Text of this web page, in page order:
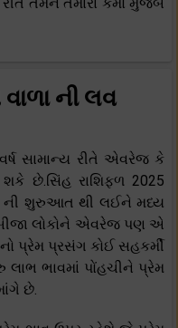
વાળા ની લવ
સામાન્ય રીતે એવરેજ કે
છે.સિંહ રાશિફળ 2025
ની શુરુઆત થી લઈને મધ્ય
બીજા લોકોને એવરેજ પણ એ
પ્રેમ પ્રસંગ કોઈ સહકર્મી
લાભ ભાવમાં પોંહચીને પ્રેમ
છે.